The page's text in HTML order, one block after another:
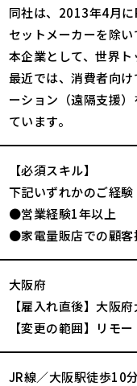
同社は、2013年4月
セットメーカーを除
本企業として、世界ト
最近では、消費者向
ーション（遠隔支援
ています。
【必須スキル】
下記いずれかのご経験
●営業経験1年以上
●家電量販店での顧客
大阪府
【雇入れ直後】大阪
【変更の範囲】リモ
JR線／大阪駅徒歩10